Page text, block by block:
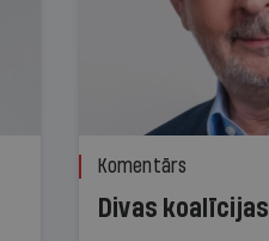
Komentārs
Divas koalīcijas